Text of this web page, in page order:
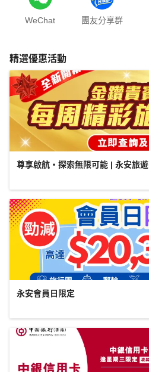
WeChat 團友分享群
精選優惠活動
尊享啟航・探索無限可能 | 永安旅
永安會員日限定